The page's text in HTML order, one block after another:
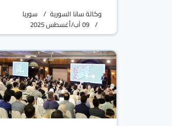
وكالة سانا السورية
سوريا
09 آب/أغسطس 2025